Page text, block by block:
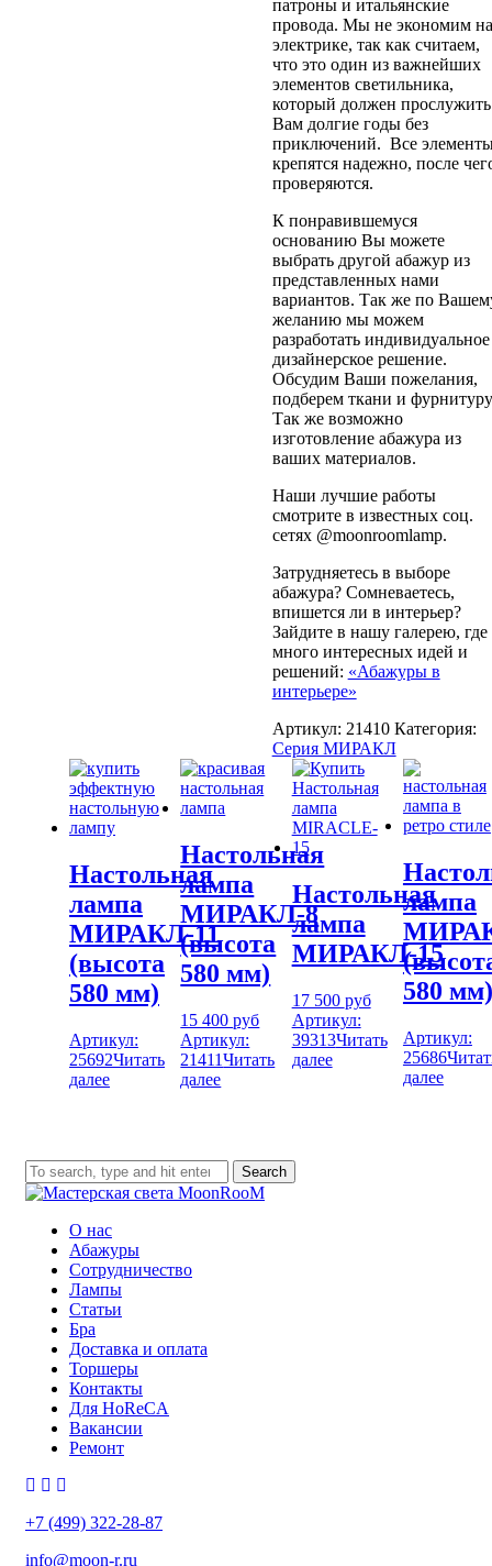
патроны и итальянские
провода. Мы не экономим на
электрике, так как считаем,
что это один из важнейших
элементов светильника,
который должен прослужить
Вам долгие годы без
приключений. Все
крепятся надежно, после
проверяются.
К понравившемуся
основанию Вы можете
выбрать другой абажур из
представленных нами
вариантов. Так же по
желанию мы можем
разработать индивидуальное
дизайнерское решение.
Обсудим Ваши пожелания,
подберем ткани и
Так же возможно
изготовление абажура из
ваших материалов.
Наши лучшие работы
смотрите в известных соц.
сетях @moonroomlamp.
Затрудняетесь в выборе
абажура? Сомневаетесь,
впишется ли в интерьер?
Зайдите в нашу галерею, где
много интересных идей и
решений: «Абажуры в
интерьере»
Артикул: 21410 Категория:
Серия МИРАКЛ
Настольная
лампа
МИРАКЛ-11
(высота
580 мм)
Артикул:
25692Читать
далее
Настольная
лампа
МИРАКЛ-8
(высота
580 мм)
15 400руб
Артикул:
21411Читать
далее
Настольная
лампа
МИРАКЛ-15
17 500 руб
Артикул:
39313Читать
далее
лампа
580 мм)
Артикул:
25686
далее
Search
О нас
Абажуры
Сотрудничество
Лампы
Статьи
Бра
Доставка и оплата
Торшеры
Контакты
Для HoReCA
Вакансии
Ремонт
+7 (499) 322-28-87
info@moon-r.ru